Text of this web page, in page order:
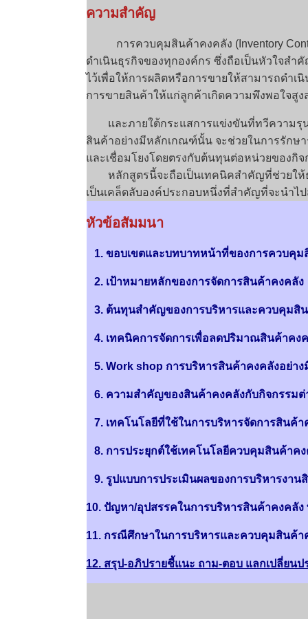
ความสำคัญ
การควบคุมสินค้าคงคลัง (Inventory
ดำเนินธุรกิจของทุกองค์กร ซึ่งถือเป็นหัวใจสำ
ไว้เพื่อให้การผลิตหรือการขายให้สามารถดำ
การขายสินค้าให้แก่ลูกค้าเกิดความพึงพอใจสูง
และภายใต้กระแสการแข่งขันที่ทวีความรุน
สินค้าอย่างมีหลักเกณฑ์นั้น จะช่วยในการรักษา
และเชื่อมโยงโดยตรงกับต้นทุนต่อหน่วยของกิจ
หลักสูตรนี้จะถือเป็นเทคนิคสำคัญที่ช่วยให้ธุ
เป็นเคล็ดลับองค์ประกอบหนึ่งที่สำคัญที่จะนำไ
หัวข้อสัมมนา
1. ขอบเขตและบทบาทหน้าที่ของการควบคุ
2. เป้าหมายหลักของการจัดการสินค้าคงคลัง
3. ต้นทุนสำคัญของการบริหารและควบคุมสิ
4. เทคนิคการจัดการเพื่อลดปริมาณสินค้าคง
5. Work shop การบริหารสินค้าคงคลังอย่า
6. ความสำคัญของสินค้าคงคลังกับกิจกรรมต่
7. เทคโนโลยีที่ใช้ในการบริหารจัดการสินค้า
8. การประยุกต์ใช้เทคโนโลยีควบคุมสินค้าค
9. รูปแบบการประเมินผลของการบริหารงา
10. ปัญหา/อุปสรรคในการบริหารสินค้าคงคลั
11. กรณีศึกษาในการบริหารและควบคุมสินค้
12. สรุป-อภิปรายชี้แนะ ถาม-ตอบ แลกเปลี่ยน